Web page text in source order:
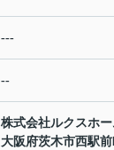
---
--
株式会社ルクスホ
大阪府茨木市西駅